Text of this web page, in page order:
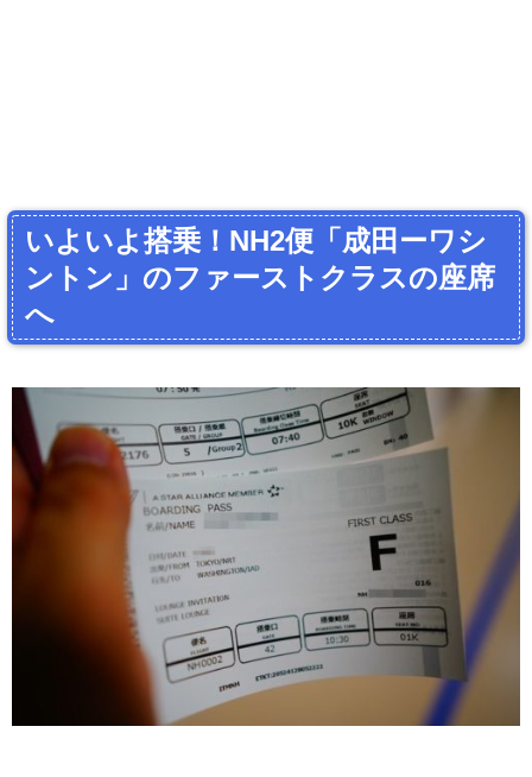
いよいよ搭乗！NH2便「成田ーワシ
ントン」のファーストクラスの座席
へ